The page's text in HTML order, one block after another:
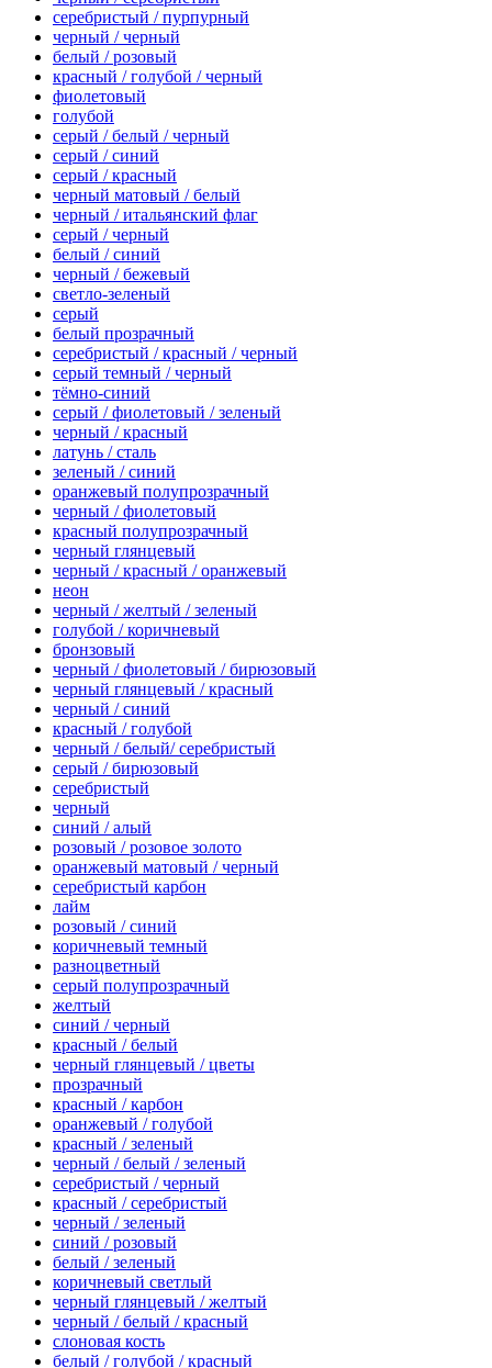
серебристый / пурпурный
черный / черный
белый / розовый
красный / голубой / черный
фиолетовый
голубой
серый / белый / черный
серый / синий
серый / красный
черный матовый / белый
черный / итальянский флаг
серый / черный
белый / синий
черный / бежевый
светло-зеленый
серый
белый прозрачный
серебристый / красный / черный
серый темный / черный
тёмно-синий
серый / фиолетовый / зеленый
черный / красный
латунь / сталь
зеленый / синий
оранжевый полупрозрачный
черный / фиолетовый
красный полупрозрачный
черный глянцевый
черный / красный / оранжевый
неон
черный / желтый / зеленый
голубой / коричневый
бронзовый
черный / фиолетовый / бирюзовый
черный глянцевый / красный
черный / синий
красный / голубой
черный / белый/ серебристый
серый / бирюзовый
серебристый
черный
синий / алый
розовый / розовое золото
оранжевый матовый / черный
серебристый карбон
лайм
розовый / синий
коричневый темный
разноцветный
серый полупрозрачный
желтый
синий / черный
красный / белый
черный глянцевый / цветы
прозрачный
красный / карбон
оранжевый / голубой
красный / зеленый
черный / белый / зеленый
серебристый / черный
красный / серебристый
черный / зеленый
синий / розовый
белый / зеленый
коричневый светлый
черный глянцевый / желтый
черный / белый / красный
слоновая кость
белый / голубой / красный